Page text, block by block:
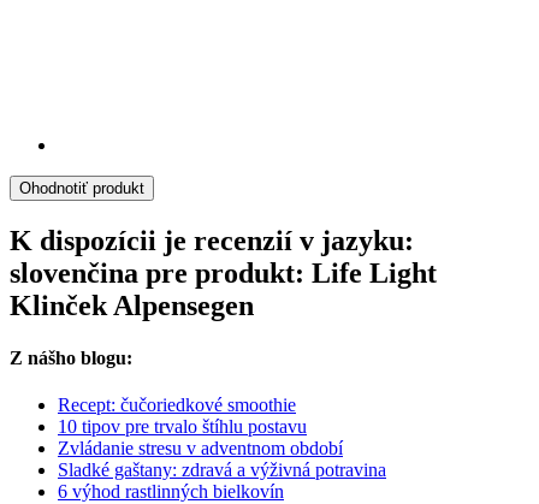
Ohodnotiť produkt
K dispozícii je recenzií v jazyku:
slovenčina pre produkt: Life Light
Klinček Alpensegen
Z nášho blogu:
Recept: čučoriedkové smoothie
10 tipov pre trvalo štíhlu postavu
Zvládanie stresu v adventnom období
Sladké gaštany: zdravá a výživná potravina
6 výhod rastlinných bielkovín